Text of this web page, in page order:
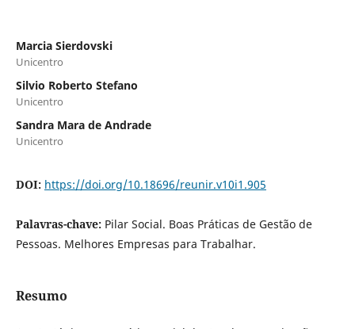
Marcia Sierdovski
Unicentro
Silvio Roberto Stefano
Unicentro
Sandra Mara de Andrade
Unicentro
DOI: https://doi.org/10.18696/reunir.v10i1.905
Palavras-chave: Pilar Social. Boas Práticas de Gestão de
Pessoas. Melhores Empresas para Trabalhar.
Resumo